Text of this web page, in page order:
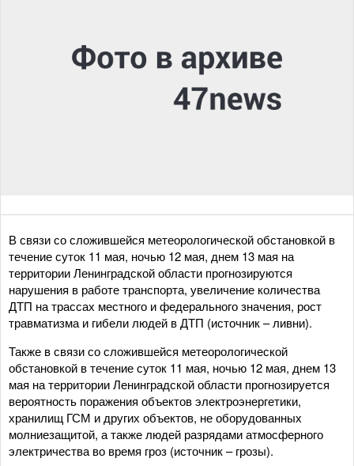
В связи со сложившейся метеорологической обстановкой в
течение суток 11 мая, ночью 12 мая, днем 13 мая на
территории Ленинградской области прогнозируются
нарушения в работе транспорта, увеличение количества
ДТП на трассах местного и федерального значения, рост
травматизма и гибели людей в ДТП (источник – ливни).
Также в связи со сложившейся метеорологической
обстановкой в течение суток 11 мая, ночью 12 мая, днем 13
мая на территории Ленинградской области прогнозируется
вероятность поражения объектов электроэнергетики,
хранилищ ГСМ и других объектов, не оборудованных
молниезащитой, а также людей разрядами атмосферного
электричества во время гроз (источник – грозы).